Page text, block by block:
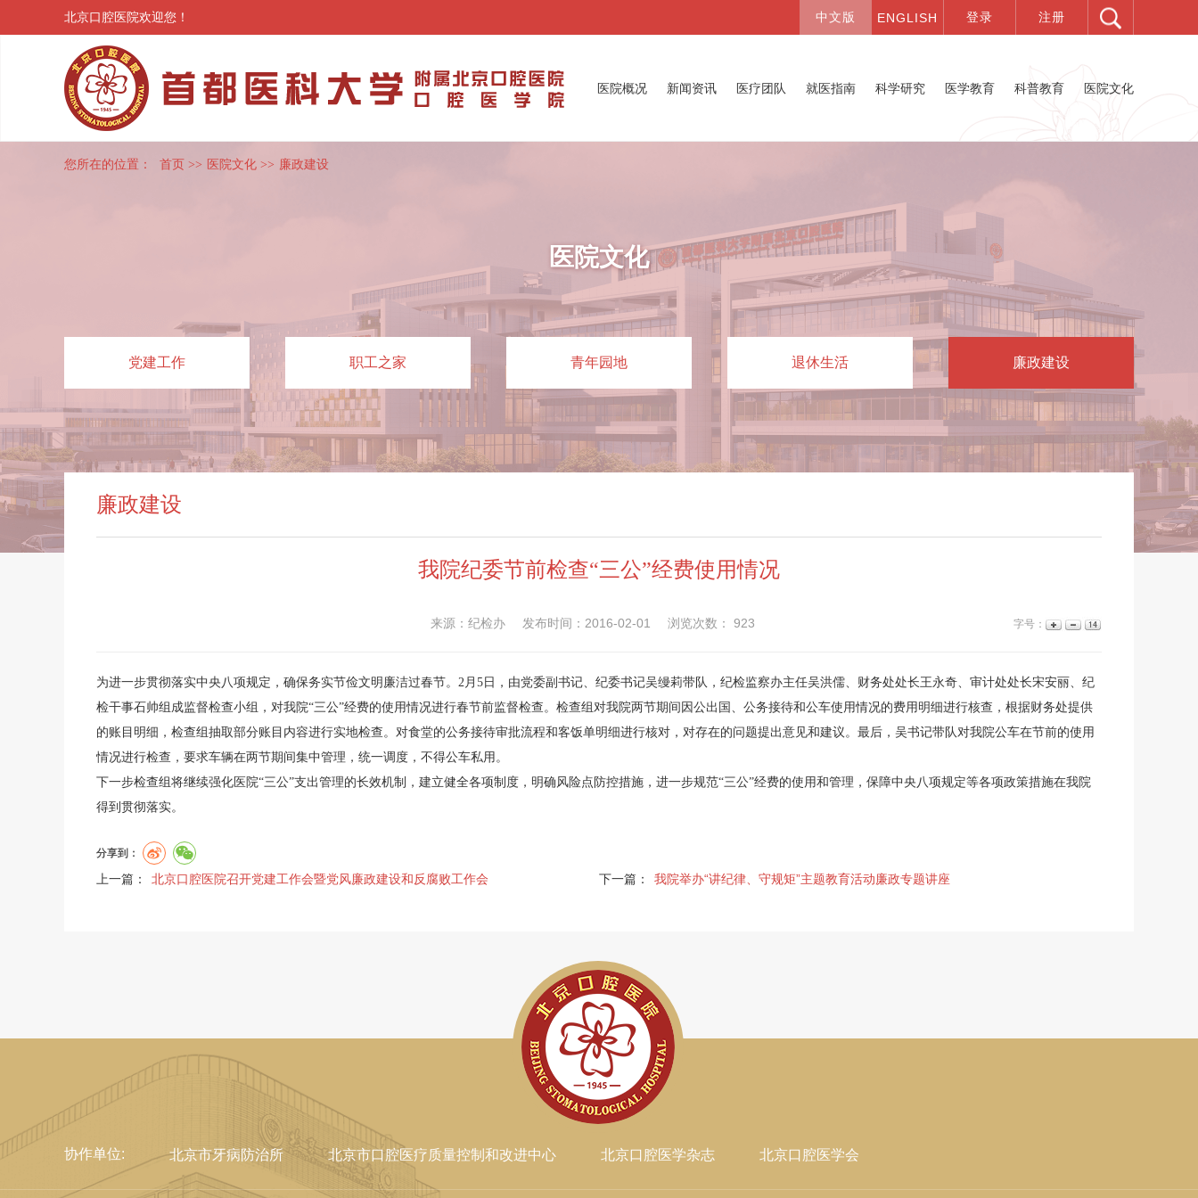
北京口腔医院欢迎您！
医院概况 新闻资讯 医疗团队 就医指南 科学研究 医学教育 科普教育 医院文化
您所在的位置： 首页 >> 医院文化 >> 廉政建设
医院文化
党建工作 职工之家 青年园地 退休生活 廉政建设
廉政建设
我院纪委节前检查“三公”经费使用情况
来源：纪检办 发布时间：2016-02-01 浏览次数： 923 字号：
为进一步贯彻落实中央八项规定，确保务实节俭文明廉洁过春节。2月5日，由党委副书记、纪委书记吴缦莉带队，纪检监察办主任吴洪儒、财务处处长王永奇、审计处处长宋安丽、纪
检干事石帅组成监督检查小组，对我院“三公”经费的使用情况进行春节前监督检查。检查组对我院两节期间因公出国、公务接待和公车使用情况的费用明细进行核查，根据财务处提供
的账目明细，检查组抽取部分账目内容进行实地检查。对食堂的公务接待审批流程和客饭单明细进行核对，对存在的问题提出意见和建议。最后，吴书记带队对我院公车在节前的使用
情况进行检查，要求车辆在两节期间集中管理，统一调度，不得公车私用。
下一步检查组将继续强化医院“三公”支出管理的长效机制，建立健全各项制度，明确风险点防控措施，进一步规范“三公”经费的使用和管理，保障中央八项规定等各项政策措施在我院
得到贯彻落实。
分享到：
上一篇： 北京口腔医院召开党建工作会暨党风廉政建设和反腐败工作会 下一篇： 我院举办“讲纪律、守规矩”主题教育活动廉政专题讲座
协作单位: 北京市牙病防治所 北京市口腔医疗质量控制和改进中心 北京口腔医学杂志 北京口腔医学会